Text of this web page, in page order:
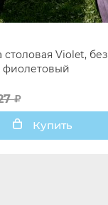
Violet, без
фиолетовый
Купить